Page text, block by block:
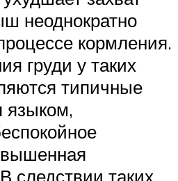
неоднократно
кормления.
груди у таких
типичные
языком,
следствии таких